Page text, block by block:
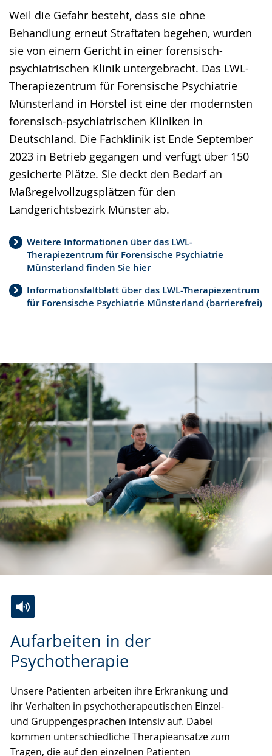
Weil die Gefahr besteht, dass sie ohne
Behandlung erneut Straftaten begehen, wurden
sie von einem Gericht in einer forensisch-
psychiatrischen Klinik untergebracht. Das LWL-
Therapiezentrum für Forensische Psychiatrie
Münsterland in Hörstel ist eine der modernsten
forensisch-psychiatrischen Kliniken in
Deutschland. Die Fachklinik ist Ende September
2023 in Betrieb gegangen und verfügt über 150
gesicherte Plätze. Sie deckt den Bedarf an
Maßregelvollzugsplätzen für den
Landgerichtsbezirk Münster ab.
Weitere Informationen über das LWL-
Therapiezentrum für Forensische Psychiatrie
Münsterland finden Sie hier
Informationsfaltblatt über das LWL-Therapiezentrum
für Forensische Psychiatrie Münsterland (barrierefrei)
Aufarbeiten in der
Psychotherapie
Unsere Patienten arbeiten ihre Erkrankung und
ihr Verhalten in psychotherapeutischen Einzel-
und Gruppengesprächen intensiv auf. Dabei
kommen unterschiedliche Therapieansätze zum
Tragen, die auf den einzelnen Patienten
Leichten
Sprache
wechseln.
Audio-
Unterstützung.
Video
in
Deutscher
Gebärdensprache
wird
angezeigt.